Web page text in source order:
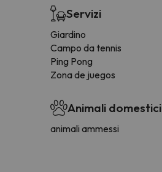
Servizi
Giardino
Campo da tennis
Ping Pong
Zona de juegos
Animali domestici
animali ammessi